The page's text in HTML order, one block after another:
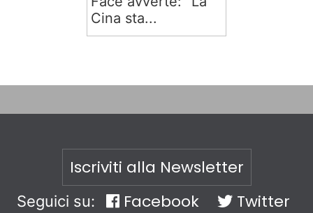
Cina sta...
Iscriviti alla Newsletter
Seguici su: Facebook
Twitter